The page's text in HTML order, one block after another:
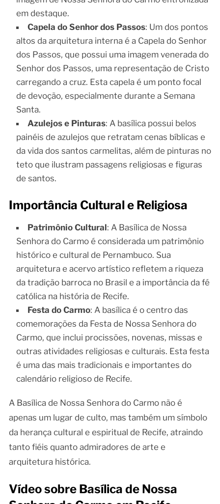
em destaque.
Capela do Senhor dos Passos: Um dos pontos
altos da arquitetura interna é a Capela do Senhor
dos Passos, que possui uma imagem venerada do
Senhor dos Passos, uma representação de Cristo
carregando a cruz. Esta capela é um ponto focal
de devoção, especialmente durante a Semana
Santa.
Azulejos e Pinturas: A basílica possui belos
painéis de azulejos que retratam cenas bíblicas e
da vida dos santos carmelitas, além de pinturas no
teto que ilustram passagens religiosas e figuras
de santos.
Importância Cultural e Religiosa
Patrimônio Cultural: A Basílica de Nossa
Senhora do Carmo é considerada um patrimônio
histórico e cultural de Pernambuco. Sua
arquitetura e acervo artístico refletem a riqueza
da tradição barroca no Brasil e a importância da fé
católica na história de Recife.
Festa do Carmo: A basílica é o centro das
comemorações da Festa de Nossa Senhora do
Carmo, que inclui procissões, novenas, missas e
outras atividades religiosas e culturais. Esta festa
é uma das mais tradicionais e importantes do
calendário religioso de Recife.
A Basílica de Nossa Senhora do Carmo não é
apenas um lugar de culto, mas também um símbolo
da herança cultural e espiritual de Recife, atraindo
tanto fiéis quanto admiradores de arte e
arquitetura histórica.
Vídeo sobre Basílica de Nossa